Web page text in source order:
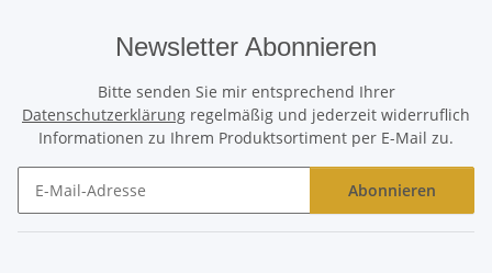
Newsletter Abonnieren
Bitte senden Sie mir entsprechend Ihrer
Datenschutzerklärung regelmäßig und jederzeit widerruflich
Informationen zu Ihrem Produktsortiment per E-Mail zu.
Abonnieren